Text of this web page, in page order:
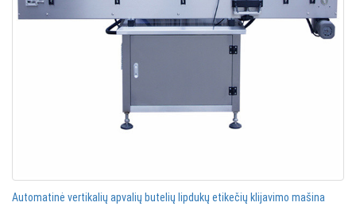
Automatinė vertikalių apvalių butelių lipdukų etikečių klijavimo mašina